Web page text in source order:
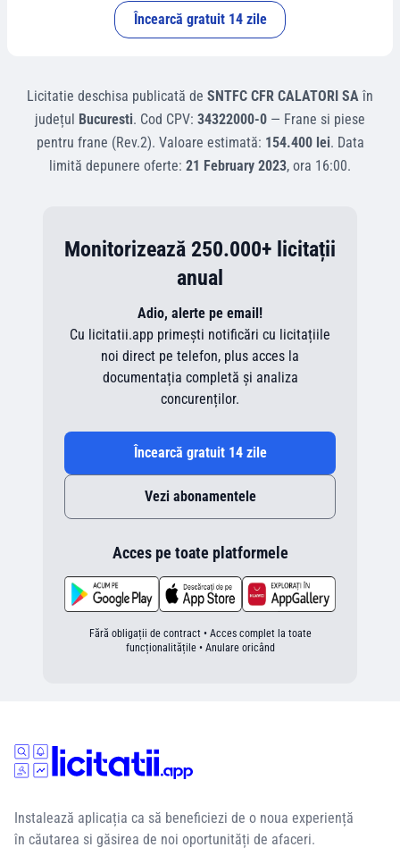
Încearcă gratuit 14 zile
Licitatie deschisa publicată de SNTFC CFR CALATORI SA în
județul Bucuresti. Cod CPV: 34322000-0 — Frane si piese
pentru frane (Rev.2). Valoare estimată: 154.400 lei. Data
limită depunere oferte: 21 February 2023, ora 16:00.
Monitorizează 250.000+ licitații
anual
Adio, alerte pe email!
Cu licitatii.app primești notificări cu licitațiile
noi direct pe telefon, plus acces la
documentația completă și analiza
concurenților.
Încearcă gratuit 14 zile
Vezi abonamentele
Acces pe toate platformele
Fără obligații de contract • Acces complet la toate
funcționalitățile • Anulare oricând
Instalează aplicația ca să beneficiezi de o noua experiență
în căutarea si găsirea de noi oportunități de afaceri.